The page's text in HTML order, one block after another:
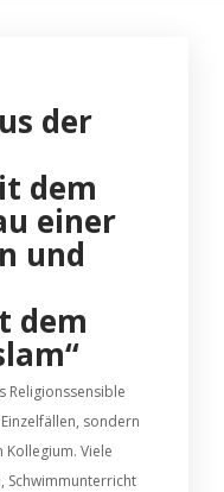
der
dem
einer
und
dem
Religionssensible
sondern
Viele
Schwimmunterricht